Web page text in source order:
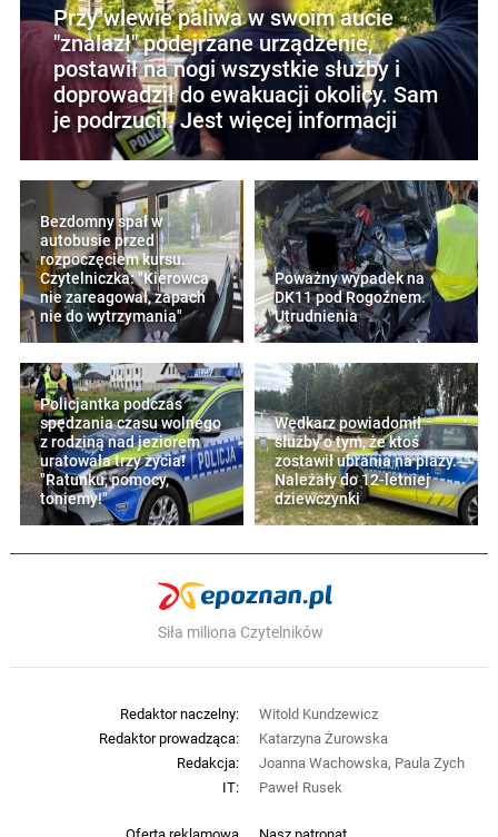
Przy wlewie paliwa w swoim aucie
"znalazł" podejrzane urządzenie,
postawił na nogi wszystkie służby i
doprowadził do ewakuacji okolicy. Sam
je podrzucił. Jest więcej informacji
Bezdomny spał w
autobusie przed
rozpoczęciem kursu.
Czytelniczka: "Kierowca
nie zareagował, zapach
nie do wytrzymania"
Poważny wypadek na
DK11 pod Rogoźnem.
Utrudnienia
Policjantka podczas
spędzania czasu wolnego
z rodziną nad jeziorem
uratowała trzy życia!
"Ratunku, pomocy,
toniemy!"
Wędkarz powiadomił
służby o tym, że ktoś
zostawił ubrania na plaży.
Należały do 12-letniej
dziewczynki
Siła miliona Czytelników
Oferta reklamowa Nasz patronat
Redaktor naczelny:
Witold Kundzewicz
Redaktor prowadząca:
Katarzyna Żurowska
Redakcja:
Joanna Wachowska, Paula Zych
IT:
Paweł Rusek